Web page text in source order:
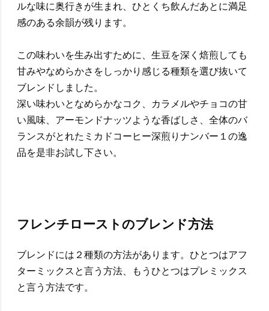
ルな味に奥行きが生まれ、ひとくち飲んだあとに満足
感のある余韻が残ります。
この味わいを生み出すために、生豆を深く焙煎しても
甘みやなめらかさをしっかり感じる種類を選び抜いて
ブレンドしました。
深い味わいとなめらかなコク、カラメルやチョコの甘
い風味、アーモンドナッツような香ばしさ、全体のバ
ランスがとれたミカドコーヒー深煎りナンバー１の逸
品を是非お試し下さい。
フレンチローストのブレンド方法
ブレンドには２種類の方法があります。ひとつはアフ
ターミックスと言う方法、もうひとつはプレミックス
と言う方法です。